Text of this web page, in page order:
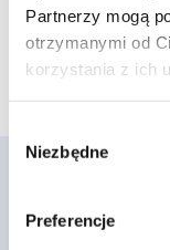
Partnerzy mogą
otrzymanymi od
korzystania z ich
zgody
Niezbędne
Preferencje